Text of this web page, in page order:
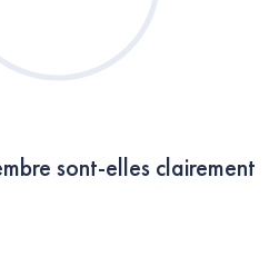
sont-elles clairement